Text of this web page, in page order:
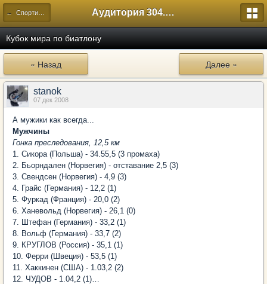
← Спортивный Аудитория 304. История России
Кубок мира по биатлону
« Назад Далее »
stanok
07 дек 2008
А мужики как всегда...
Мужчины
Гонка преследования, 12,5 км
1. Сикора (Польша) - 34.55,5 (3 промаха)
2. Бьорндален (Норвегия) - отставание 2,5 (3)
3. Свендсен (Норвегия) - 4,9 (3)
4. Грайс (Германия) - 12,2 (1)
5. Фуркад (Франция) - 20,0 (2)
6. Ханевольд (Норвегия) - 26,1 (0)
7. Штефан (Германия) - 33,2 (1)
8. Вольф (Германия) - 33,7 (2)
9. КРУГЛОВ (Россия) - 35,1 (1)
10. Ферри (Швеция) - 53,5 (1)
11. Хаккинен (США) - 1.03,2 (2)
12. ЧУДОВ - 1.04,2 (1)…